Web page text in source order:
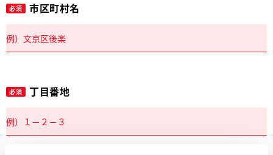
必須 市区町村名
必須 丁目番地